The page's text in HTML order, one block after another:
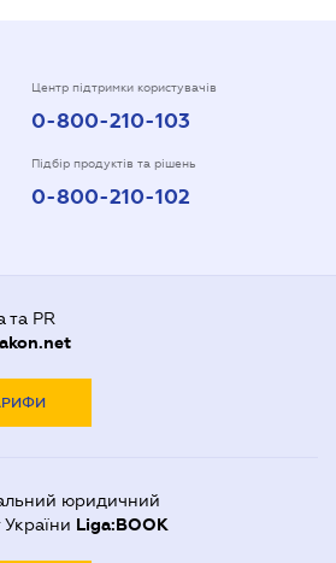
Центр підтримки користувачів
0-800-210-103
Підбір продуктів та рішень
0-800-210-102
та PR
юридичний
України Liga:BOOK